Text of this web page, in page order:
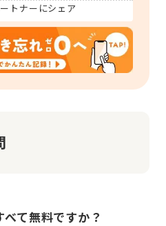
トナーにシェア
て無料ですか？